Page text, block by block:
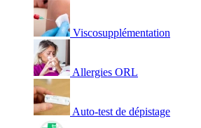
Viscosupplémentation
Allergies ORL
Auto-test de dépistage